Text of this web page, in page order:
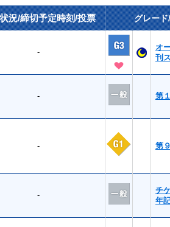
況/締切予定時刻/投票 グレー
-
オ
刊
- 第
- 第
-
チ
年